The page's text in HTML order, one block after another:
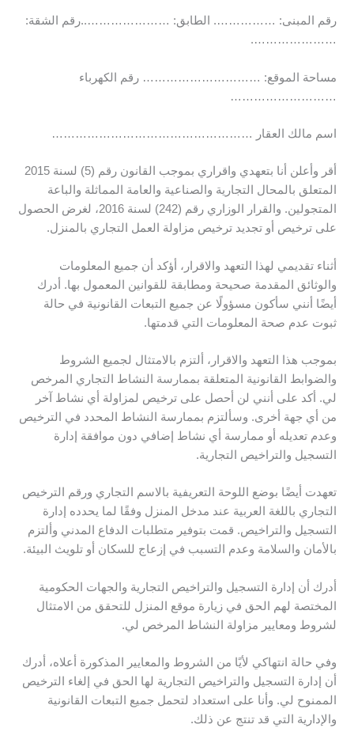
رقم المبنى: ……………. الطابق: …………………..رقم الشقة:
………………….
مساحة الموقع: ………………………… رقم الكهرباء
………………………
اسم مالك العقار ……………………………………………
أقر وأعلن أنا بتعهدي واقراري بموجب القانون رقم (5) لسنة 2015
المتعلق بالمحال التجارية والصناعية والعامة المماثلة والباعة
المتجولين. والقرار الوزاري رقم (242) لسنة 2016، لغرض الحصول
على ترخيص أو تجديد ترخيص مزاولة العمل التجاري بالمنزل.
أثناء تقديمي لهذا التعهد والاقرار، أؤكد أن جميع المعلومات
والوثائق المقدمة صحيحة ومطابقة للقوانين المعمول بها. أدرك
أيضًا أنني سأكون مسؤولًا عن جميع التبعات القانونية في حالة
ثبوت عدم صحة المعلومات التي قدمتها.
بموجب هذا التعهد والاقرار، ألتزم بالامتثال لجميع الشروط
والضوابط القانونية المتعلقة بممارسة النشاط التجاري المرخص
لي. أكد على أنني لن أحصل على ترخيص لمزاولة أي نشاط آخر
من أي جهة أخرى. وسألتزم بممارسة النشاط المحدد في الترخيص
وعدم تعديله أو ممارسة أي نشاط إضافي دون موافقة إدارة
التسجيل والتراخيص التجارية.
تعهدت أيضًا بوضع اللوحة التعريفية بالاسم التجاري ورقم الترخيص
التجاري باللغة العربية عند مدخل المنزل وفقًا لما يحدده إدارة
التسجيل والتراخيص. قمت بتوفير متطلبات الدفاع المدني وألتزم
بالأمان والسلامة وعدم التسبب في إزعاج للسكان أو تلويث البيئة.
أدرك أن إدارة التسجيل والتراخيص التجارية والجهات الحكومية
المختصة لهم الحق في زيارة موقع المنزل للتحقق من الامتثال
لشروط ومعايير مزاولة النشاط المرخص لي.
وفي حالة انتهاكي لأيًا من الشروط والمعايير المذكورة أعلاه، أدرك
أن إدارة التسجيل والتراخيص التجارية لها الحق في إلغاء الترخيص
الممنوح لي. وأنا على استعداد لتحمل جميع التبعات القانونية
والإدارية التي قد تنتج عن ذلك.